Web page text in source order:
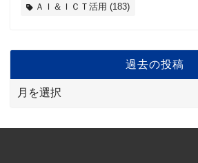
ＡＩ＆ＩＣＴ活用 (183)
過去の投稿